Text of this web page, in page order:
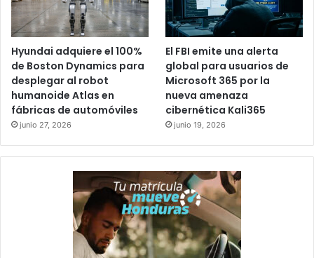
Hyundai adquiere el 100%
de Boston Dynamics para
desplegar al robot
humanoide Atlas en
fábricas de automóviles
junio 27, 2026
El FBI emite una alerta
global para usuarios de
Microsoft 365 por la
nueva amenaza
cibernética Kali365
junio 19, 2026